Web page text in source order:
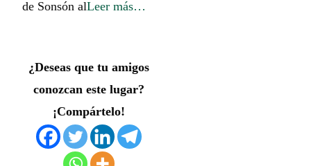
de Sonsón alLeer más…
¿Deseas que tu amigos
conozcan este lugar?
¡Compártelo!